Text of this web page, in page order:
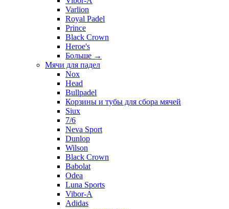
Varlion
Royal Padel
Prince
Black Crown
Heroe's
Больше →
Мячи для падел
Nox
Head
Bullpadel
Корзины и тубы для сбора мячей
Siux
7/6
Neva Sport
Dunlop
Wilson
Black Crown
Babolat
Odea
Luna Sports
Vibor-A
Adidas